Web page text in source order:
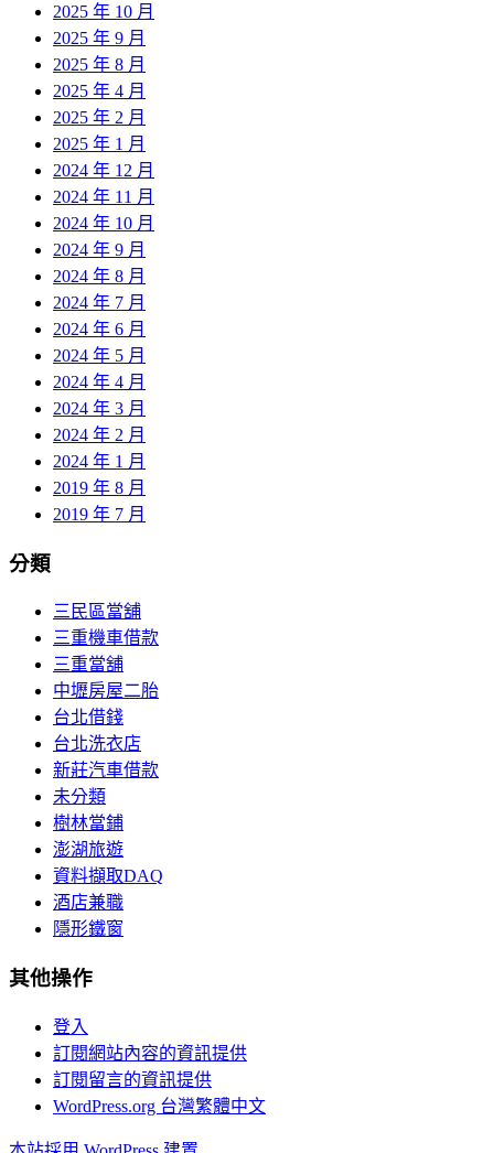
2025 年 10 月
2025 年 9 月
2025 年 8 月
2025 年 4 月
2025 年 2 月
2025 年 1 月
2024 年 12 月
2024 年 11 月
2024 年 10 月
2024 年 9 月
2024 年 8 月
2024 年 7 月
2024 年 6 月
2024 年 5 月
2024 年 4 月
2024 年 3 月
2024 年 2 月
2024 年 1 月
2019 年 8 月
2019 年 7 月
分類
三民區當舖
三重機車借款
三重當舖
中壢房屋二胎
台北借錢
台北洗衣店
新莊汽車借款
未分類
樹林當鋪
澎湖旅遊
資料擷取DAQ
酒店兼職
隱形鐵窗
其他操作
登入
訂閱網站內容的資訊提供
訂閱留言的資訊提供
WordPress.org 台灣繁體中文